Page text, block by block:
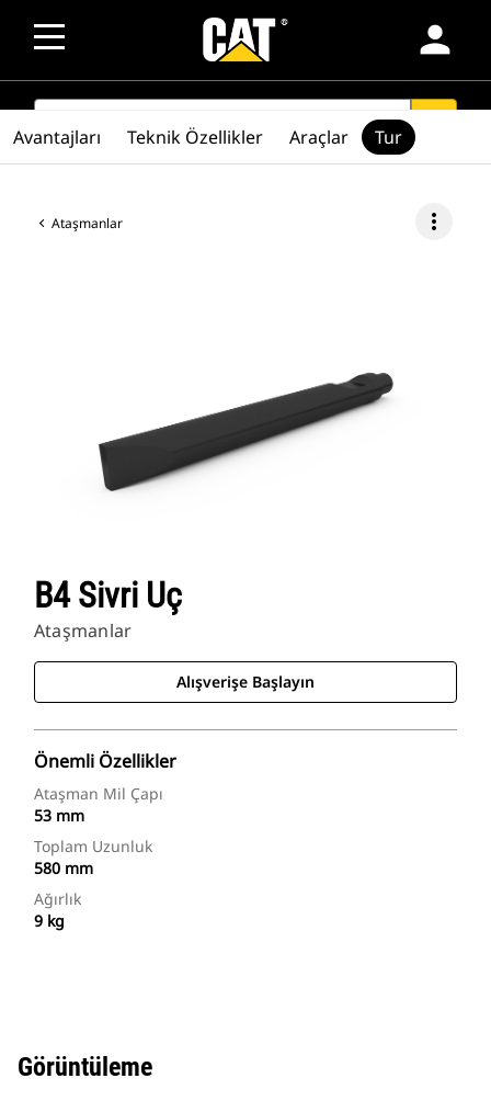
person
SEARCH
Ataşmanlar more_vert
B4 Sivri Uç
Ataşmanlar
Alışverişe Başlayın
Önemli Özellikler
Ataşman Mil Çapı
53 mm
Toplam Uzunluk
580 mm
Ağırlık
9 kg
Avantajları Teknik Özellikler Araçlar Tur
Görüntüleme